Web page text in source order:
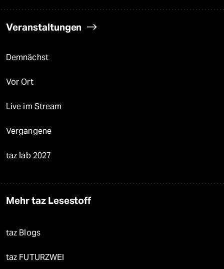
Veranstaltungen
Demnächst
Vor Ort
Live im Stream
Vergangene
taz lab 2027
Mehr taz Lesestoff
taz Blogs
taz FUTURZWEI